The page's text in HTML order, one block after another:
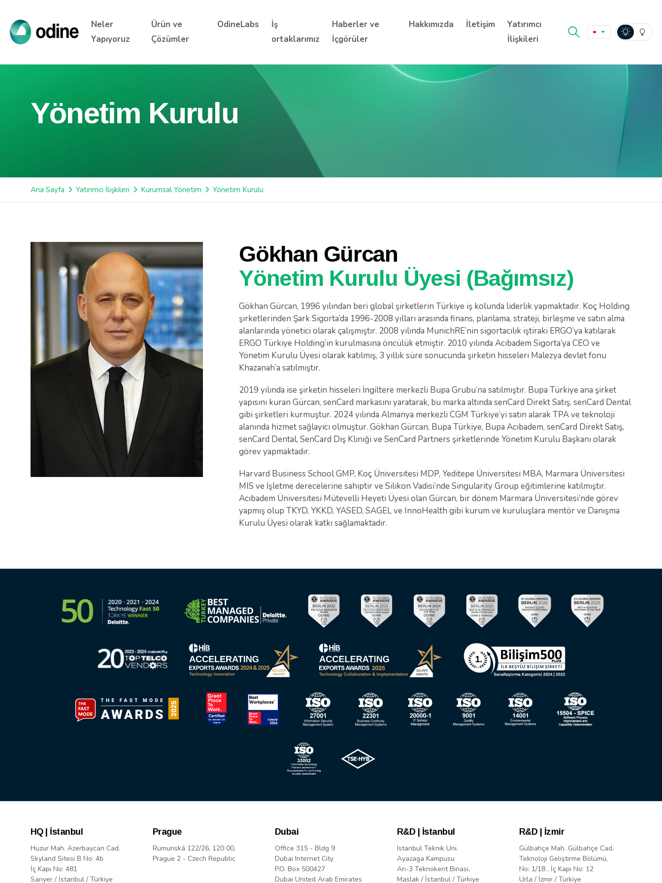
Neler
Yapıyoruz
Ürün ve
Çözümler
OdineLabs
İş
ortaklarımız
Haberler ve
İçgörüler
Hakkımızda İletişim
Yatırımcı
İlişkileri
Yönetim Kurulu
Ana Sayfa Yatırımcı İlişkileri Kurumsal Yönetim Yönetim Kurulu
Gökhan Gürcan
Yönetim Kurulu Üyesi (Bağımsız)
Gökhan Gürcan, 1996 yılından beri global şirketlerin Türkiye iş kolunda liderlik yapmaktadır. Koç Holding
şirketlerinden Şark Sigorta’da 1996-2008 yılları arasında finans, planlama, strateji, birleşme ve satın alma
alanlarında yönetici olarak çalışmıştır. 2008 yılında MunichRE’nin sigortacılık iştiraki ERGO’ya katılarak
ERGO Türkiye Holding’in kurulmasına öncülük etmiştir. 2010 yılında Acıbadem Sigorta’ya CEO ve
Yönetim Kurulu Üyesi olarak katılmış, 3 yıllık süre sonucunda şirketin hisseleri Malezya devlet fonu
Khazanah’a satılmıştır.
2019 yılında ise şirketin hisseleri İngiltere merkezli Bupa Grubu’na satılmıştır. Bupa Türkiye ana şirket
yapısını kuran Gürcan, senCard markasını yaratarak, bu marka altında senCard Direkt Satış, senCard Dental
gibi şirketleri kurmuştur. 2024 yılında Almanya merkezli CGM Türkiye’yi satın alarak TPA ve teknoloji
alanında hizmet sağlayıcı olmuştur. Gökhan Gürcan, Bupa Türkiye, Bupa Acıbadem, senCard Direkt Satış,
senCard Dental, SenCard Diş Kliniği ve SenCard Partners şirketlerinde Yönetim Kurulu Başkanı olarak
görev yapmaktadır.
Harvard Business School GMP, Koç Üniversitesi MDP, Yeditepe Üniversitesi MBA, Marmara Üniversitesi
MIS ve İşletme derecelerine sahiptir ve Silikon Vadisi’nde Singularity Group eğitimlerine katılmıştır.
Acıbadem Üniversitesi Mütevelli Heyeti Üyesi olan Gürcan, bir dönem Marmara Üniversitesi’nde görev
yapmış olup TKYD, YKKD, YASED, SAGEL ve InnoHealth gibi kurum ve kuruluşlara mentör ve Danışma
Kurulu Üyesi olarak katkı sağlamaktadır.
HQ | İstanbul
Huzur Mah. Azerbaycan Cad.
Skyland Sitesi B No: 4b
İç Kapı No: 481
Sarıyer / İstanbul / Türkiye
Prague
Rumunská 122/26, 120 00,
Prague 2 - Czech Republic
Dubai
Office 315 - Bldg 9
Dubai Internet City
P.O. Box 500427
Dubai United Arab Emirates
R&D | İstanbul
Istanbul Teknik Uni.
Ayazaga Kampusu
Arı-3 Teknokent Binasi,
Maslak / İstanbul / Türkiye
R&D | İzmir
Gülbahçe Mah. Gülbahçe Cad.
Teknoloji Geliştirme Bölümü,
No: 1/18 , İç Kapı No: 12
Urla / İzmir / Türkiye